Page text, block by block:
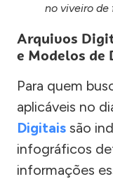
no viveiro de
Arquivos
e Modelos de
Para quem
aplicáveis no
Digitais são
infográficos
informações